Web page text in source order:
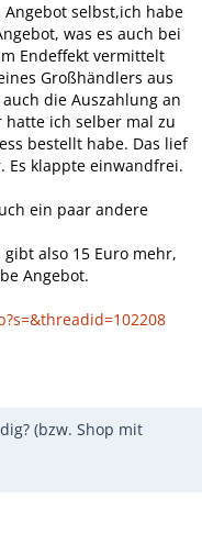
grundgebühren
selbst,ich habe
was es auch bei
Endeffekt vermittelt
Großhändlers aus
die Auszahlung an
ich selber mal zu
bestellt habe. Das lief
Es klappte einwandfrei.
ein paar andere
gibt also 15 Euro mehr,
Angebot.
(bzw. Shop mit